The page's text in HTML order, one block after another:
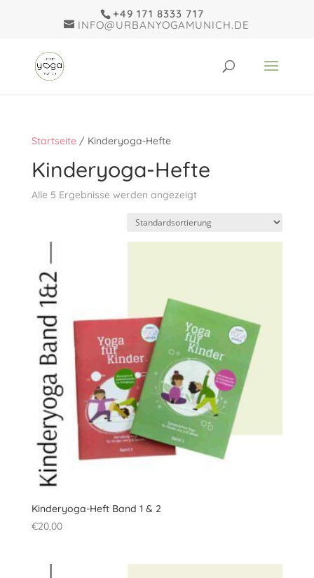
+49 171 8333 717
INFO@URBANYOGAMUNICH.DE
Startseite/ Kinderyoga-Hefte
Kinderyoga-Hefte
Alle 5 Ergebnisse werden angezeigt
Kinderyoga-Heft Band 1 & 2
€20,00